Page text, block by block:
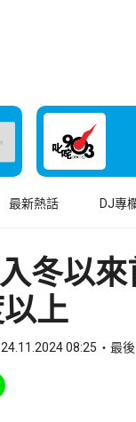
最新熱話 DJ專
冬以
上
08:25 最
to WhatsApp